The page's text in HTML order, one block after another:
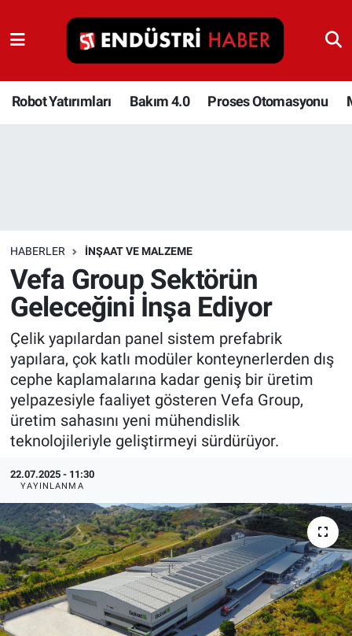
Robot Yatırımları Bakım 4.0 Proses Otomasyonu
HABERLER İNŞAAT VE MALZEME
Vefa Group Sektörün
Geleceğini İnşa Ediyor
Çelik yapılardan panel sistem prefabrik
yapılara, çok katlı modüler konteynerlerden dış
cephe kaplamalarına kadar geniş bir üretim
yelpazesiyle faaliyet gösteren Vefa Group,
üretim sahasını yeni mühendislik
teknolojileriyle geliştirmeyi sürdürüyor.
22.07.2025 - 11:30
YAYINLANMA
Robot Yatırımları
Bakım 4.0
Depolama Çözümleri
İnşaat ve Malzeme
HaberOrtak
EndüstriST
Enerjisini Üreten Fabrikalar
Ağır Sanayi Çözümleri